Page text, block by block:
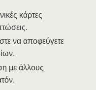
κάρτες
να αποφεύγετε
με άλλους